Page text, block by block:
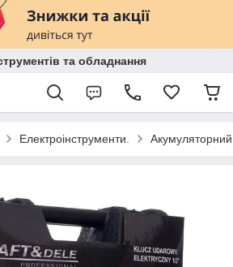
та обладнання
Електроінструменти. Акумуляторний